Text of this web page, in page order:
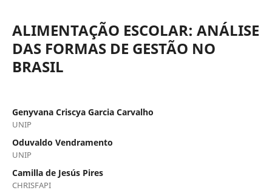
ALIMENTAÇÃO ESCOLAR: ANÁLISE
DAS FORMAS DE GESTÃO NO
BRASIL
Genyvana Criscya Garcia Carvalho
UNIP
Oduvaldo Vendramento
UNIP
Camilla de Jesús Pires
CHRISFAPI